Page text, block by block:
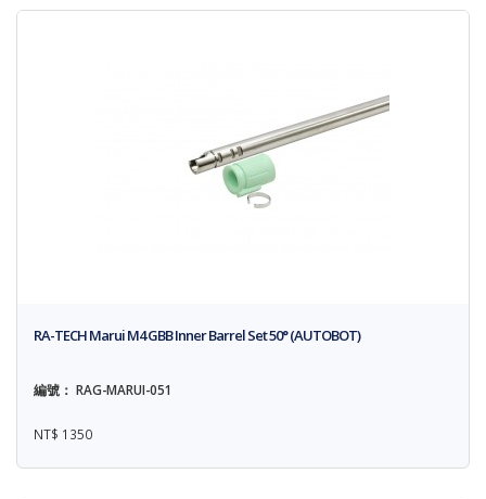
RA-TECH Marui M4 GBB Inner Barrel Set 50° (AUTOBOT)
編號： RAG-MARUI-051
NT$ 1350